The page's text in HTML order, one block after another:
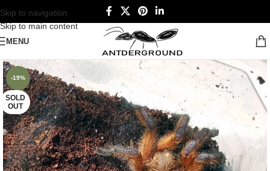
Skip to navigation
Skip to main content
MENU
-19%
SOLD
OUT